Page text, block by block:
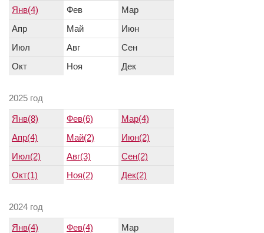
Янв(4) Фев
Мар
Апр
Май
Июн
Июл
Авг
Сен
Окт
Ноя Дек
2025 год
Янв(8) Фев(6)
Мар(4)
Апр(4)
Май(2)
Июн(2)
Июл(2)
Авг(3)
Сен(2)
Окт(1)
Ноя(2) Дек(2)
2024 год
Янв(4) Фев(4)
Мар